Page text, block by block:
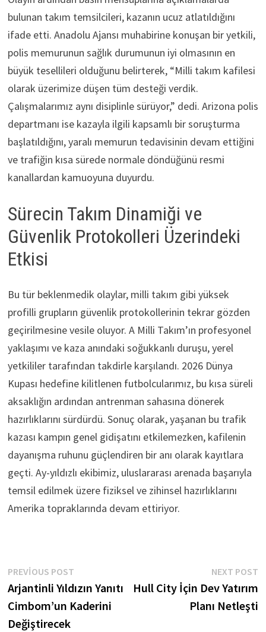
bulunan takım temsilcileri, kazanın ucuz atlatıldığını
ifade etti. Anadolu Ajansı muhabirine konuşan bir yetkili,
polis memurunun sağlık durumunun iyi olmasının en
büyük tesellileri olduğunu belirterek, “Milli takım kafilesi
olarak üzerimize düşen tüm desteği verdik.
Çalışmalarımız aynı disiplinle sürüyor,” dedi. Arizona polis
departmanı ise kazayla ilgili kapsamlı bir soruşturma
başlatıldığını, yaralı memurun tedavisinin devam ettiğini
ve trafiğin kısa sürede normale döndüğünü resmi
kanallardan kamuoyuna duyurdu.
Sürecin Takım Dinamiği ve
Güvenlik Protokolleri Üzerindeki
Etkisi
Bu tür beklenmedik olaylar, milli takım gibi yüksek
profilli grupların güvenlik protokollerinin tekrar gözden
geçirilmesine vesile oluyor. A Milli Takım’ın profesyonel
yaklaşımı ve kaza anındaki soğukkanlı duruşu, yerel
yetkililer tarafından takdirle karşılandı. 2026 Dünya
Kupası hedefine kilitlenen futbolcularımız, bu kısa süreli
aksaklığın ardından antrenman sahasına dönerek
hazırlıklarını sürdürdü. Sonuç olarak, yaşanan bu trafik
kazası kampın genel gidişatını etkilemezken, kafilenin
dayanışma ruhunu güçlendiren bir anı olarak kayıtlara
geçti. Ay-yıldızlı ekibimiz, uluslararası arenada başarıyla
temsil edilmek üzere fiziksel ve zihinsel hazırlıklarını
Amerika topraklarında devam ettiriyor.
Yazı
gezinmesi
PREVIOUS POSTPrevious
post:
Arjantinli Yıldızın Yanıtı
Cimbom’un Kaderini
Değiştirecek
NEXT POST
Hull City İçin Dev Yatırım
Planı Netleşti